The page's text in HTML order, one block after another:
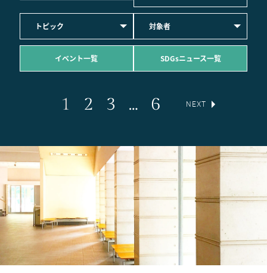
トピック 対象者
イベント一覧 SDGsニュース一覧
1 2 3 … 6 NEXT